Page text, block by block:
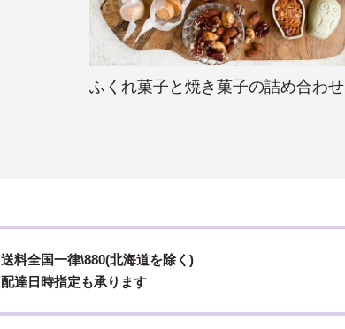
ふくれ菓子と焼き菓子の詰め合わせ
送料全国一律\880(北海道を除く)
配達日時指定も承ります